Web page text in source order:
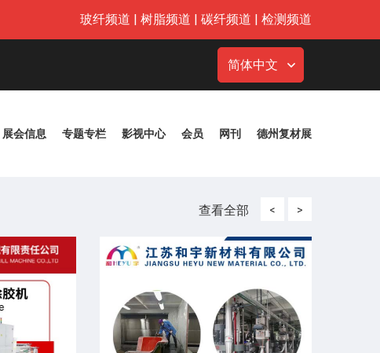
玻纤频道 | 树脂频道 | 碳纤频道 | 检测频道
简体中文
展会信息 专题专栏 影视中心 会员 网刊 德州复材展
查看全部 < >